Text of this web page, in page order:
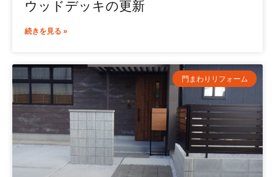
ウッドデッキの更新
続きを見る »
門まわりリフォーム